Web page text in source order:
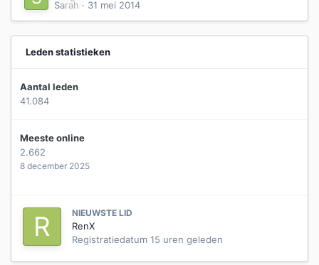
Sarah · 31 mei 2014
Leden statistieken
Aantal leden
41.084
Meeste online
2.662
8 december 2025
NIEUWSTE LID
RenX
Registratiedatum 15 uren geleden